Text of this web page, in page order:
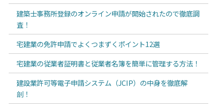
建築士事務所登録のオンライン申請が開始されたので徹底調
査！
宅建業の免許申請でよくつまずくポイント12選
宅建業の従業者証明書と従業者名簿を簡単に管理する方法！
建設業許可等電子申請システム（JCIP）の中身を徹底解
剖！